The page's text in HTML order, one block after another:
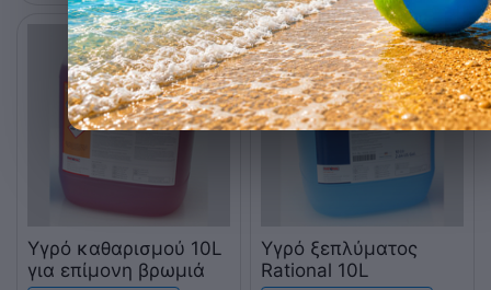
Υγρό καθαρισμού 10L
για επίμονη βρωμιά
Υγρό ξεπλύματος
Rational 10L